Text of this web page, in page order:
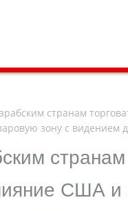
странам
зону с видением
США